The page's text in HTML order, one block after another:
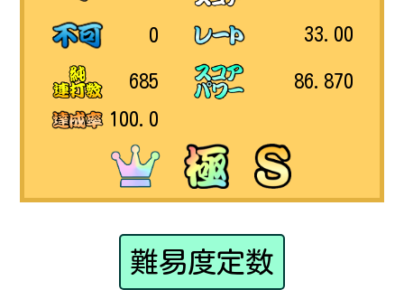
0
685
100.0
33.00
86.870
難易度定数